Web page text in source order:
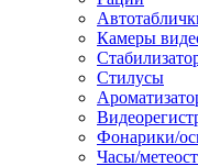
Камеры
Стилусы
Фонарики/
Часы/